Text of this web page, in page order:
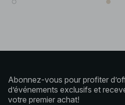
Abonnez-vous pour profiter
d’événements exclusifs et
votre premier achat!